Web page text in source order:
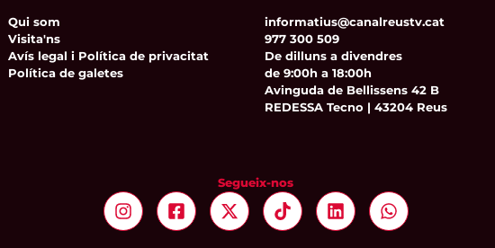
Qui som
Visita'ns
Avís legal i Política de privacitat
Política de galetes
informatius@canalreustv.cat
977 300 509
De dilluns a divendres
de 9:00h a 18:00h
Avinguda de Bellissens 42 B
REDESSA Tecno | 43204 Reus
Segueix-nos